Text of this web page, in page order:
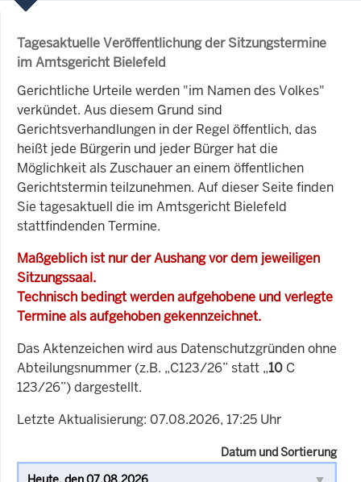
Tagesaktuelle Veröffentlichung der Sitzungstermine
im Amtsgericht Bielefeld
Gerichtliche Urteile werden "im Namen des Volkes"
verkündet. Aus diesem Grund sind
Gerichtsverhandlungen in der Regel öffentlich, das
heißt jede Bürgerin und jeder Bürger hat die
Möglichkeit als Zuschauer an einem öffentlichen
Gerichtstermin teilzunehmen. Auf dieser Seite finden
Sie tagesaktuell die im Amtsgericht Bielefeld
stattfindenden Termine.
Maßgeblich ist nur der Aushang vor dem jeweiligen
Sitzungssaal.
Technisch bedingt werden aufgehobene und verlegte
Termine als aufgehoben gekennzeichnet.
Das Aktenzeichen wird aus Datenschutzgründen ohne
Abteilungsnummer (z.B. „C123/26” statt „10 C
123/26”) dargestellt.
Letzte Aktualisierung: 07.08.2026, 17:25 Uhr
Datum und Sortierung